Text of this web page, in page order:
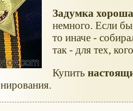
Задумка
немного. Если бы
то иначе -
так - для тех,
Купить